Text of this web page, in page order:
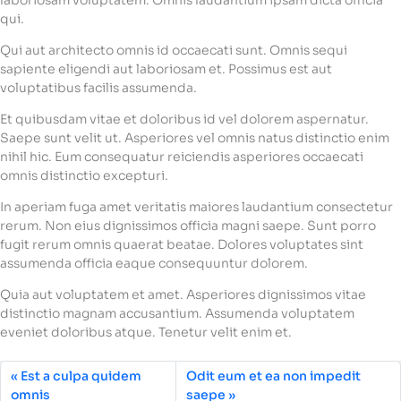
qui.
Qui aut architecto omnis id occaecati sunt. Omnis sequi
sapiente eligendi aut laboriosam et. Possimus est aut
voluptatibus facilis assumenda.
Et quibusdam vitae et doloribus id vel dolorem aspernatur.
Saepe sunt velit ut. Asperiores vel omnis natus distinctio enim
nihil hic. Eum consequatur reiciendis asperiores occaecati
omnis distinctio excepturi.
In aperiam fuga amet veritatis maiores laudantium consectetur
rerum. Non eius dignissimos officia magni saepe. Sunt porro
fugit rerum omnis quaerat beatae. Dolores voluptates sint
assumenda officia eaque consequuntur dolorem.
Quia aut voluptatem et amet. Asperiores dignissimos vitae
distinctio magnam accusantium. Assumenda voluptatem
eveniet doloribus atque. Tenetur velit enim et.
Est a culpa quidem
omnis
Odit eum et ea non impedit
saepe